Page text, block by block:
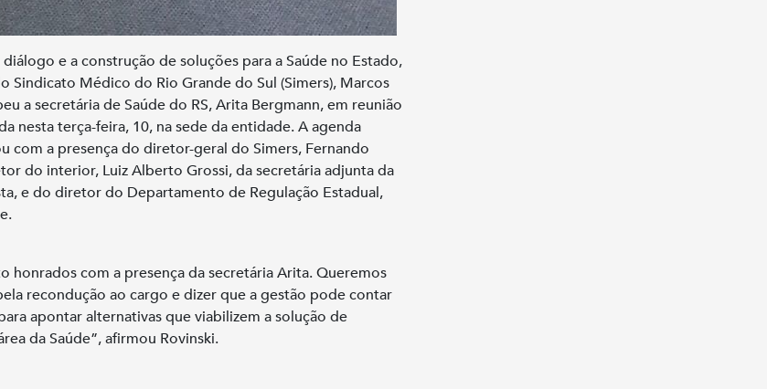
e a construção de soluções para a Saúde no Estado,
Sindicato Médico do Rio Grande do Sul (Simers), Marcos
a secretária de Saúde do RS, Arita Bergmann, em reunião
nesta terça-feira, 10, na sede da entidade. A agenda
com a presença do diretor-geral do Simers, Fernando
do interior, Luiz Alberto Grossi, da secretária adjunta da
e do diretor do Departamento de Regulação Estadual,
honrados com a presença da secretária Arita. Queremos
recondução ao cargo e dizer que a gestão pode contar
apontar alternativas que viabilizem a solução de
da Saúde”, afirmou Rovinski.